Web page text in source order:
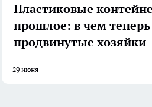
Пластиковые
прошлое: в чем теперь
продвинутые хозяйки
29 июня